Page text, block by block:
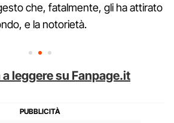
che, fatalmente, gli ha attirato
e la notorietà.
leggere su Fanpage.it